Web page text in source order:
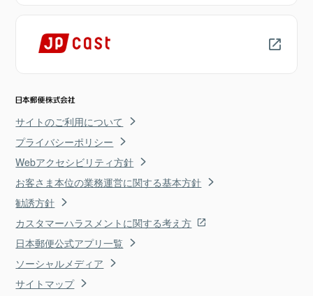
サイトのご利用について
プライバシーポリシー
Webアクセシビリティ方針
お客さま本位の業務運営に関する基本方針
勧誘方針
カスタマーハラスメントに関する考え方
日本郵便公式アプリ一覧
ソーシャルメディア
サイトマップ